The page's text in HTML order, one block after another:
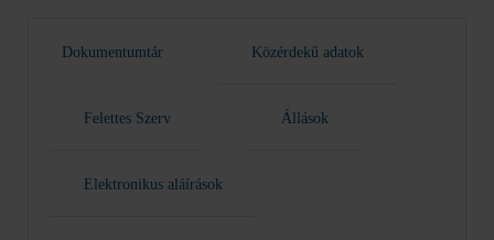
Dokumentumtár Közérdekű adatok
Felettes Szerv Állások
Elektronikus aláírások